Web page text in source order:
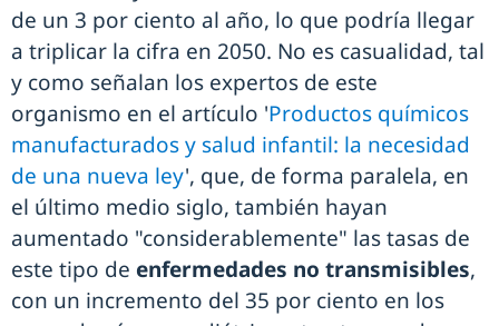
de un 3 por ciento al año, lo que podría llegar
a triplicar la cifra en 2050. No es casualidad, tal
y como señalan los expertos de este
organismo en el artículo 'Productos químicos
manufacturados y salud infantil: la necesidad
de una nueva ley', que, de forma paralela, en
el último medio siglo, también hayan
aumentado "considerablemente" las tasas de
este tipo de enfermedades no transmisibles,
con un incremento del 35 por ciento en los